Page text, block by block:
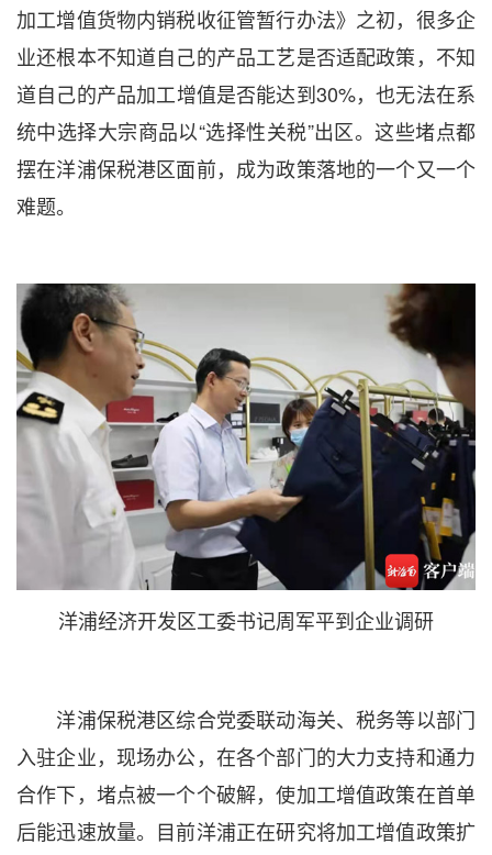
加工增值货物内销税收征管暂行办法》之初，很多企
业还根本不知道自己的产品工艺是否适配政策，不知
道自己的产品加工增值是否能达到30%，也无法在系
统中选择大宗商品以“选择性关税”出区。这些堵点都
摆在洋浦保税港区面前，成为政策落地的一个又一个
难题。
洋浦经济开发区工委书记周军平到企业调研
洋浦保税港区综合党委联动海关、税务等以部门
入驻企业，现场办公，在各个部门的大力支持和通力
合作下，堵点被一个个破解，使加工增值政策在首单
后能迅速放量。目前洋浦正在研究将加工增值政策扩